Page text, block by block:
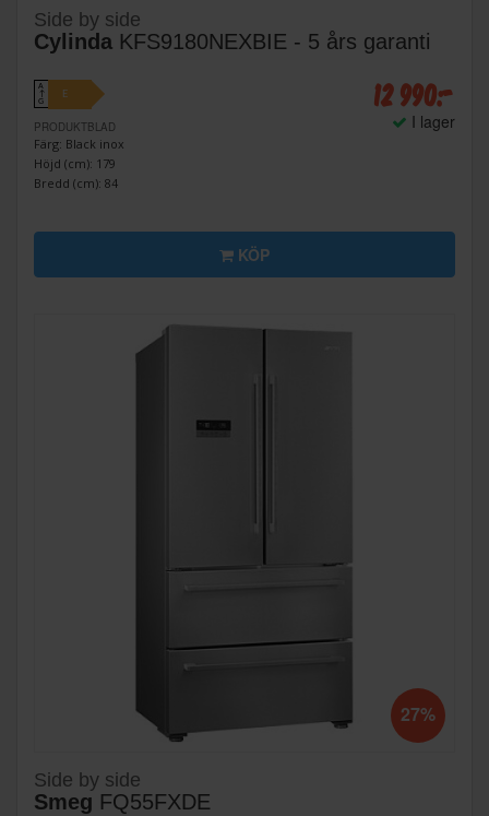
Side by side
Cylinda KFS9180NEXBIE - 5 års garanti
A
↑
G
E
PRODUKTBLAD
Färg: Black inox
Höjd (cm): 179
Bredd (cm): 84
12 990:-
I lager
KÖP
27%
Side by side
Smeg FQ55FXDE